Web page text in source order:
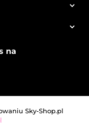
na
Sky-Shop.pl